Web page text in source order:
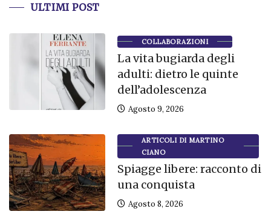
ULTIMI POST
COLLABORAZIONI
La vita bugiarda degli
adulti: dietro le quinte
dell’adolescenza
Agosto 9, 2026
ARTICOLI DI MARTINO
CIANO
Spiagge libere: racconto di
una conquista
Agosto 8, 2026